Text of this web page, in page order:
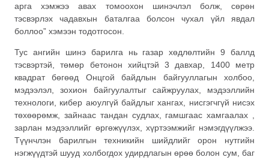
арга хэмжээ авах томоохон шинэчлэл болж, сөрөн
тэсвэрлэх чадавхын баталгаа болсон чухал үйл явдал
боллоо” хэмээн тодотгосон.
Тус ангийн шинэ барилга нь газар хөдлөлтийн 9 баллд
тэсвэртэй, төмөр бетонон хийцтэй 3 давхар, 1400 метр
квадрат бөгөөд Онцгой байдлын байгууллагын холбоо,
мэдээлэл, зохион байгуулалтыг сайжруулах, мэдээллийн
технологи, кибер аюулгүй байдлыг хангах, нисгэгчгүй нисэх
төхөөрөмж, зайнаас тандан судлах, гамшгаас хамгаалах ,
зарлан мэдээллийг өргөжүүлэх, хүртээмжийг нэмэгдүүлжээ.
Түүнчлэн барилгын техникийн шийдлийг орон нутгийн
нэгжүүдтэй шууд холбогдох удирдлагын өрөө болон сум, баг